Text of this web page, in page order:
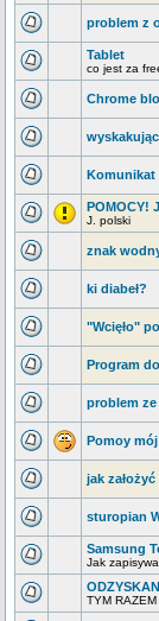
problem z
Tablet
co jest za
Chrome
Komunikat
POMOCY!
J. polski
znak
ki diabeł?
"Wcięło"
Program
problem
Pomoy
jak
sturopian
Samsung
Jak
TYM